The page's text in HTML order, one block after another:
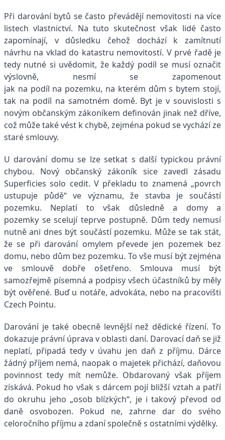
Při darování bytů sečasto převádějí nemovitosti na více
listech vlastnictví. Na tuto skutečnost však lidé často
zapomínají, v důsledku čehož dochází k zamítnutí
návrhu na vklad do katastru nemovitostí. V prvé řadě je
tedy nutné si uvědomit, že každý podílse musí označit
výslovně, nesmíse zapomenout
jak na podíl na pozemku, na kterém dům s bytem stojí,
tak na podíl na samotném domě. Byt je v souvislosti s
novým občanským zákoníkem definován jinak než dříve,
což může také vést k chybě, zejména pokud sevychází ze
staré smlouvy.
U darování domuse lze setkat s další typickou právní
chybou. Nový občanský zákoník sice zavedl zásadu
Superficies solo cedit. V překladu to znamená „povrch
ustupuje půdě“ ve významu, že stavba je součástí
pozemku. Neplatí to však důsledně a domy a
pozemky sescelují teprve postupně. Dům tedy nemusí
nutně ani dnes být součástí pozemku. Můžese tak stát,
žese při darování omylem převede jen pozemek bez
domu, nebo dům bez pozemku. To vše musí být zejména
ve smlouvě dobře ošetřeno. Smlouva musí být
samozřejmě písemná a podpisy všech účastníků by měly
být ověřené. Buď u notáře, advokáta, nebo na pracovišti
Czech Pointu.
Darování je také obecně levnější než dědické řízení. To
dokazuje právní úprava v oblasti daní. Darovací daň sejiž
neplatí, připadá tedy v úvahu jen daň z příjmu. Dárce
žádný příjem nemá, naopak o majetek přichází, daňovou
povinnost tedy mít nemůže. Obdarovaný však příjem
získává. Pokud ho však s dárcem pojí bližší vztah a patří
do okruhu jeho „osob blízkých“, je i takový převod od
daně osvobozen. Pokud ne, zahrne dar do svého
celoročního příjmu a zdaní společně s ostatními výdělky.